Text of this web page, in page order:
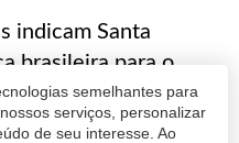
semelhantes para
serviços, personalizar
de seu interesse. Ao
indicam Santa
brasileira para o
Incentivos,
em